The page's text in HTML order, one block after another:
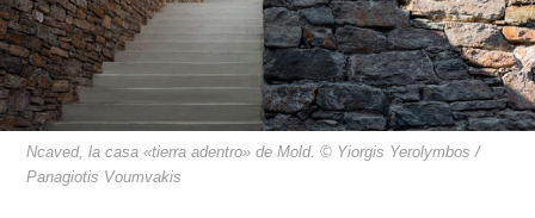
Ncaved, la casa «tierra adentro» de Mold. © Yiorgis Yerolymbos /
Panagiotis Voumvakis